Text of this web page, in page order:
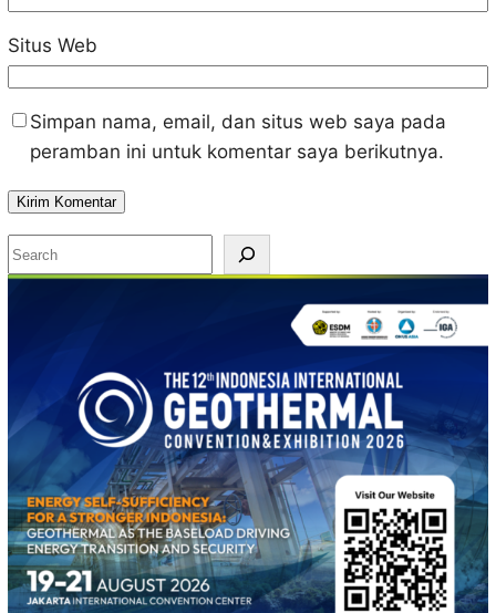
Situs Web
Simpan nama, email, dan situs web saya pada
peramban ini untuk komentar saya berikutnya.
S
e